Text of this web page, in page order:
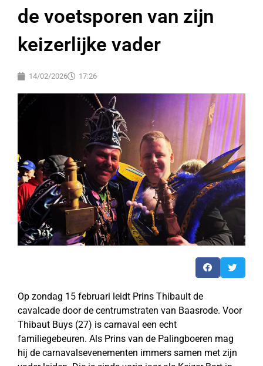
de voetsporen van zijn
keizerlijke vader
14/02/2026 17:26
Op zondag 15 februari leidt Prins Thibault de
cavalcade door de centrumstraten van Baasrode. Voor
Thibaut Buys (27) is carnaval een echt
familiegebeuren. Als Prins van de Palingboeren mag
hij de carnavalsevenementen immers samen met zijn